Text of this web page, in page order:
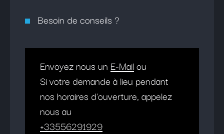
Besoin de conseils ?
Envoyez nous un E-Mailou
Si votre demande à lieu pendant
nos horaires d'ouverture, appelez
nous au
+33556291929